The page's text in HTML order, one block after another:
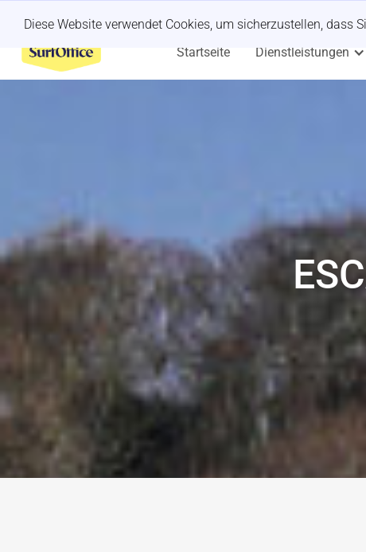
Diese Website verwendet Cookies, um sicherzustellen, dass
Startseite Dienstleistungen